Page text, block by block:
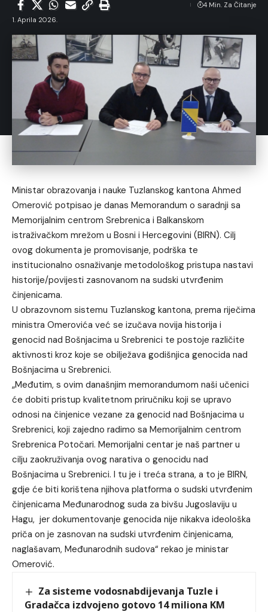
1. Aprila 2026.
4 Min. Za Čitanje
Ministar obrazovanja i nauke Tuzlanskog kantona Ahmed
Omerović potpisao je danas Memorandum o saradnji sa
Memorijalnim centrom Srebrenica i Balkanskom
istraživačkom mrežom u Bosni i Hercegovini (BIRN). Cilj
ovog dokumenta je promovisanje, podrška te
institucionalno osnaživanje metodološkog pristupa nastavi
historije/povijesti zasnovanom na sudski utvrđenim
činjenicama.
U obrazovnom sistemu Tuzlanskog kantona, prema riječima
ministra Omerovića već se izučava novija historija i
genocid nad Bošnjacima u Srebrenici te postoje različite
aktivnosti kroz koje se obilježava godišnjica genocida nad
Bošnjacima u Srebrenici.
„Međutim, s ovim današnjim memorandumom naši učenici
će dobiti pristup kvalitetnom priručniku koji se upravo
odnosi na činjenice vezane za genocid nad Bošnjacima u
Srebrenici, koji zajedno radimo sa Memorijalnim centrom
Srebrenica Potočari. Memorijalni centar je naš partner u
cilju zaokruživanja ovog narativa o genocidu nad
Bošnjacima u Srebrenici. I tu je i treća strana, a to je BIRN,
gdje će biti korištena njihova platforma o sudski utvrđenim
činjenicama Međunarodnog suda za bivšu Jugoslaviju u
Hagu, jer dokumentovanje genocida nije nikakva ideološka
priča on je zasnovan na sudski utvrđenim činjenicama,
naglašavam, Međunarodnih sudova“ rekao je ministar
Omerović.
Za sisteme vodosnabdijevanja Tuzle i
Gradačca izdvojeno gotovo 14 miliona KM